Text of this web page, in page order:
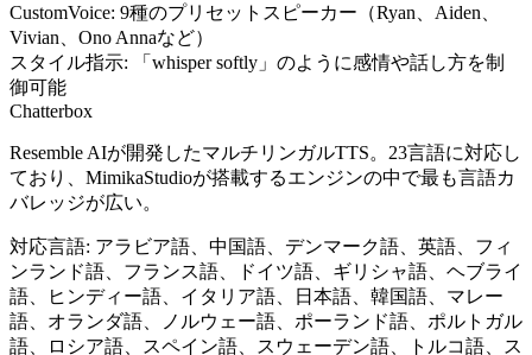
CustomVoice: 9種のプリセットスピーカー（Ryan、Aiden、
Vivian、Ono Annaなど）
スタイル指示: 「whisper softly」のように感情や話し方を制
御可能
Chatterbox
Resemble AIが開発したマルチリンガルTTS。23言語に対応し
ており、MimikaStudioが搭載するエンジンの中で最も言語カ
バレッジが広い。
対応言語: アラビア語、中国語、デンマーク語、英語、フィ
ンランド語、フランス語、ドイツ語、ギリシャ語、ヘブライ
語、ヒンディー語、イタリア語、日本語、韓国語、マレー
語、オランダ語、ノルウェー語、ポーランド語、ポルトガル
語、ロシア語、スペイン語、スウェーデン語、トルコ語、ス